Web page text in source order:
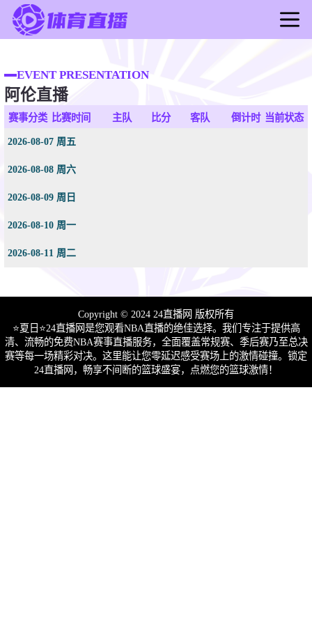
足球直播
篮球直播
足球录像
篮球新闻
EVENT PRESENTATION
阿伦直播
赛事分类 比赛时间 主队 比分 客队 倒计时 当前状态
2026-08-07 周五
2026-08-08 周六
2026-08-09 周日
2026-08-10 周一
2026-08-11 周二
Copyright © 2024 24直播网 版权所有
⭐️夏日⭐24直播网是您观看NBA直播的绝佳选择。我们专注于提供高
清、流畅的免费NBA赛事直播服务，全面覆盖常规赛、季后赛乃至总决
赛等每一场精彩对决。这里能让您零延迟感受赛场上的激情碰撞。锁定
24直播网，畅享不间断的篮球盛宴，点燃您的篮球激情！